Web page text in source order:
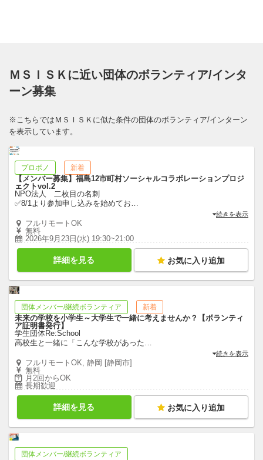
ＭＳＩＳＫに近い団体のボランティア/インタ
ーン募集
※こちらではＭＳＩＳＫに似た条件の団体のボランティア/インターン
を表示しています。
プロボノ 新着
【メンバー募集】福島12市町村ソーシャルコラボレーションプロジ
ェクトvol.2
NPO法人 二枚目の名刺
✅8/1より参加申し込みを始めてお…
続きを表示
フルリモートOK
無料
2026年9月23日(水) 19:30~21:00
詳細を見る お気に入り追加
団体メンバー/継続ボランティア 新着
未来の学校を小学生～大学生で一緒に考えませんか？【ボランティ
ア証明書発行】
学生団体Re:School
高校生と一緒に「こんな学校があった…
続きを表示
フルリモートOK, 静岡 [静岡市]
無料
月2回からOK
長期歓迎
詳細を見る お気に入り追加
団体メンバー/継続ボランティア